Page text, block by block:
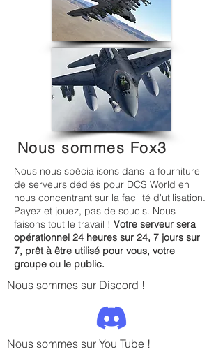
Nous sommes Fox3
Nous nous spécialisons dans la fourniture
de serveurs dédiés pour DCS World en
nous concentrant sur la facilité d'utilisation.
Payez et jouez, pas de soucis. Nous
faisons tout le travail ! Votre serveur sera
opérationnel 24 heures sur 24, 7 jours sur
7, prêt à être utilisé pour vous, votre
groupe ou le public.
Nous sommes sur Discord !
Nous sommes sur You Tube !